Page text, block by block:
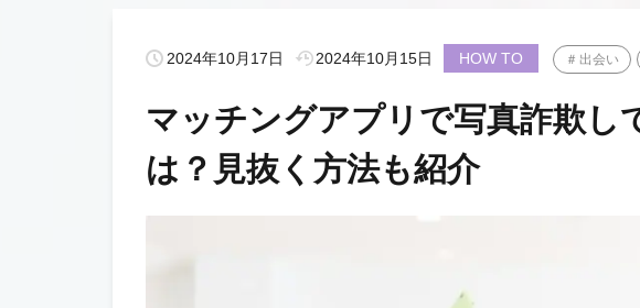
2024年10月17日 2024年10月15日 HOW TO 出会い
マッチングアプリで写真詐欺し
は？見抜く方法も紹介